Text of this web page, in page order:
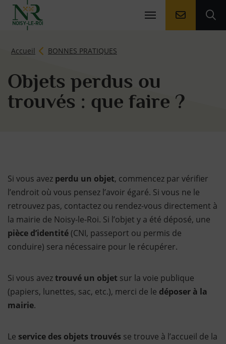
Aller à la
Accueil
Page d'accueil du siteBONNES PRATIQUES
Objets perdus ou
trouvés : que faire ?
Si vous avez perdu un objet, commencez par vérifier
l’endroit où vous pensez l’avoir égaré. Si vous ne le
retrouvez pas, contactez ou rendez-vous directement à
la mairie de Noisy-le-Roi. Si l’objet y a été déposé, une
pièce d’identité (CNI, passeport ou permis de
conduire) sera nécessaire pour le récupérer.
Si vous aveztrouvé un objet sur la voie publique
(papiers, lunettes, sac, etc.), merci de le déposer à la
mairie.
Le service des objets trouvés se trouve à l’accueil de la